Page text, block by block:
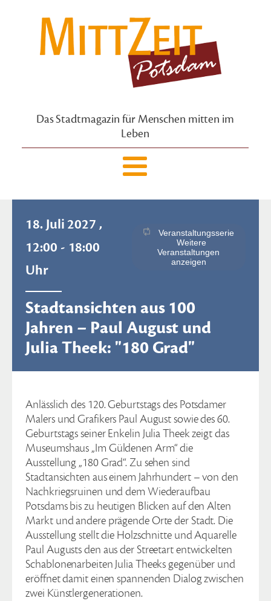
Das Stadtmagazin für Menschen mitten im
Leben
18. Juli 2027 ,
12:00 - 18:00
Uhr
Veranstaltungsserie
Weitere
Veranstaltungen
anzeigen
Stadtansichten aus 100
Jahren – Paul August und
Julia Theek: "180 Grad"
Anlässlich des 120. Geburtstags des Potsdamer
Malers und Grafikers Paul August sowie des 60.
Geburtstags seiner Enkelin Julia Theek zeigt das
Museumshaus „Im Güldenen Arm“ die
Ausstellung „180 Grad“. Zu sehen sind
Stadtansichten aus einem Jahrhundert – von den
Nachkriegsruinen und dem Wiederaufbau
Potsdams bis zu heutigen Blicken auf den Alten
Markt und andere prägende Orte der Stadt. Die
Ausstellung stellt die Holzschnitte und Aquarelle
Paul Augusts den aus der Streetart entwickelten
Schablonenarbeiten Julia Theeks gegenüber und
eröffnet damit einen spannenden Dialog zwischen
zwei Künstlergenerationen.